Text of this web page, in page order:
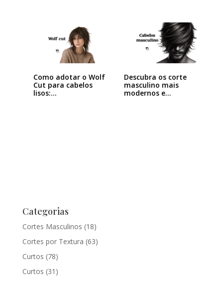
Como adotar o Wolf
Cut para cabelos
lisos:…
Descubra os corte
masculino mais
modernos e…
Categorias
Cortes Masculinos (18)
Cortes por Textura (63)
Curtos (78)
Curtos (31)